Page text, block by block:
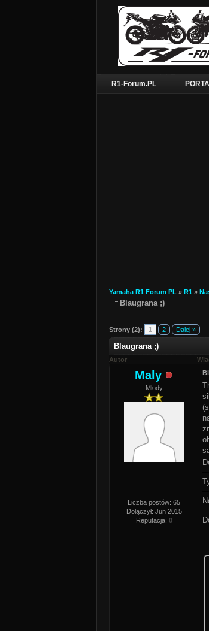
R1-Forum.PL
Yamaha R1 Forum PL » R1 »
Blaugrana ;)
Strony (2): 1 2 Dalej »
Blaugrana ;)
Autor
Maly
Młody
Liczba postów: 65
Dołączył: Jun 2015
Reputacja: 0